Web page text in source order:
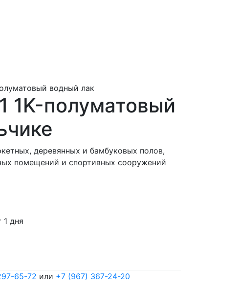
водный лак
1K-полуматовый
деревянных и бамбуковых полов,
помещений и спортивных сооружений
1 дня
65-72 или +7 (967) 367-24-20